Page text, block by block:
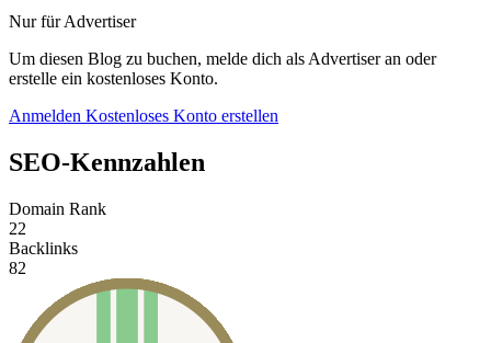
Nur für Advertiser
Um diesen Blog zu buchen, melde dich als Advertiser an oder
erstelle ein kostenloses Konto.
Anmelden Kostenloses Konto erstellen
SEO-Kennzahlen
Domain Rank
22
Backlinks
82